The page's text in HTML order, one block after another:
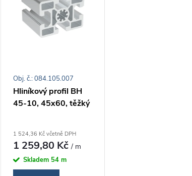
Hliníkový profil BH
45-10, 45x60, těžký
1 524,36 Kč včetně DPH
1 259,80 Kč/ m
Skladem 54 m
Obj. č.: 084.105.007